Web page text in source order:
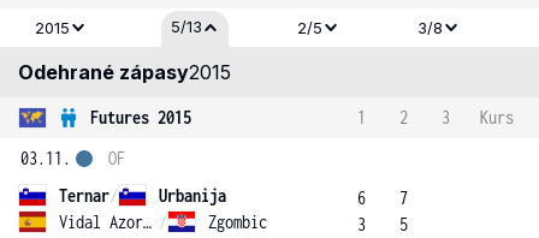
2015
5/13 2/5 3/8
Odehrané zápasy2015
Futures 2015 1 2 3
Kurs
03.11.
Ternar/
Urbanija
Vidal Azorin / Zgombic
OF
6
3
7
5